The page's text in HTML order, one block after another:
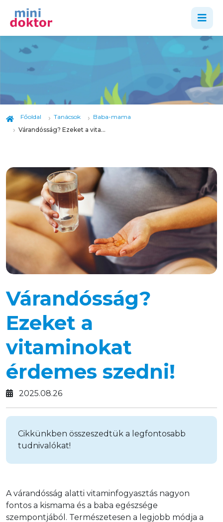
Főoldal Tanácsok
Baba-mama
Várandósság? Ezeket a vitaminokat érdemes szedni!
Várandósság?
Ezeket a
vitaminokat
érdemes szedni!
2025.08.26
Cikkünkben összeszedtük a legfontosabb
tudnivalókat!
A várandósság alatti vitaminfogyasztás nagyon
fontos a kismama és a baba egészsége
szempontjából. Természetesen a legjobb módja a